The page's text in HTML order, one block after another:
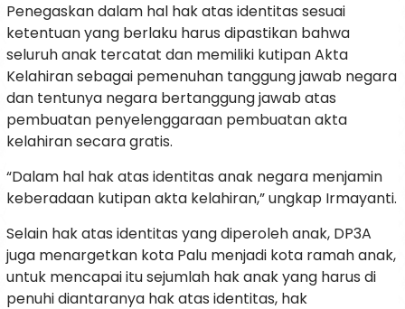
Penegaskan dalam hal hak atas identitas sesuai
ketentuan yang berlaku harus dipastikan bahwa
seluruh anak tercatat dan memiliki kutipan Akta
Kelahiran sebagai pemenuhan tanggung jawab negara
dan tentunya negara bertanggung jawab atas
pembuatan penyelenggaraan pembuatan akta
kelahiran secara gratis.
“Dalam hal hak atas identitas anak negara menjamin
keberadaan kutipan akta kelahiran,” ungkap Irmayanti.
Selain hak atas identitas yang diperoleh anak, DP3A
juga menargetkan kota Palu menjadi kota ramah anak,
untuk mencapai itu sejumlah hak anak yang harus di
penuhi diantaranya hak atas identitas, hak